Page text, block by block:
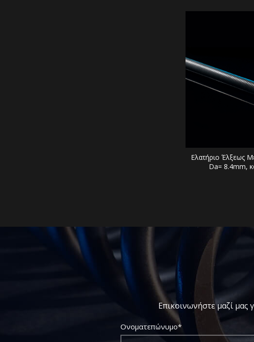
Ελατήριο Έλξεως
Da= 8.4mm,
Επικοινωνήστε μαζί μας
Ονοματεπώνυμο*